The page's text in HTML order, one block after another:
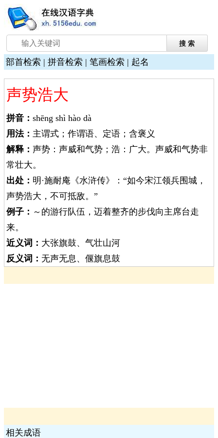
部首检索 | 拼音检索 | 笔画检索 | 起名
声势浩大
拼音： shēng shì hào dà
用法： 主谓式；作谓语、定语；含褒义
解释： 声势：声威和气势；浩：广大。声威和气势非
常壮大。
出处： 明·施耐庵《水浒传》：“如今宋江领兵围城，
声势浩大，不可抵敌。”
例子： ～的游行队伍，迈着整齐的步伐向主席台走
来。
近义词： 大张旗鼓、气壮山河
反义词： 无声无息、偃旗息鼓
相关成语